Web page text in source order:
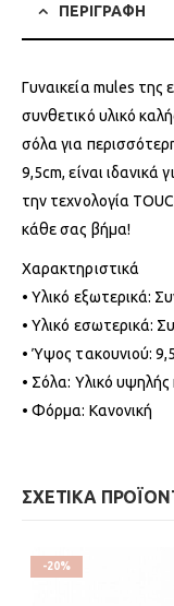
ΠΕΡΙΓΡΑΦΗ
Γυναικεία mules της
συνθετικό υλικό
σόλα για
9,5cm, είναι
την τεχνολογία
κάθε σας βήμα!
Χαρακτηριστικά
• Υλικό εξωτερικά:
• Υλικό εσωτερικά:
• Ύψος τακουνιού:
• Σόλα: Υλικό υψηλής
• Φόρμα: Κανονική
ΣΧΕΤΙΚΑ
-20%